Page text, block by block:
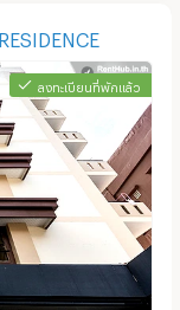
ลงทะเบียนที่พักแล้ว